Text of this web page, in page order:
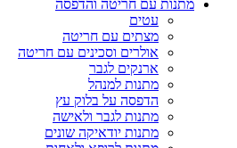
מתנות עם חריטה והדפסה
עטים
מצתים עם חריטה
אולרים וסכינים עם חריטה
ארנקים לגבר
מתנות למנהל
הדפסה על בלוק עץ
מתנות לגבר ולאישה
מתנות יודאיקה שונים